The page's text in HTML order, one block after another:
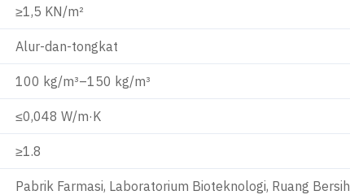
≥1,5 KN/m²
Alur-dan-tongkat
100 kg/m³–150 kg/m³
≤0,048 W/m·K
≥1.8
Pabrik Farmasi, Laboratorium Bioteknologi, Ruang Bersih